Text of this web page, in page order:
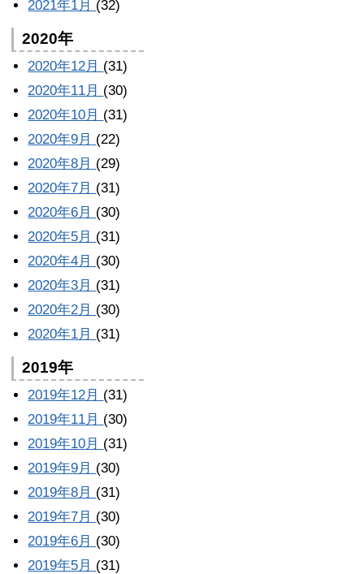
2021年1月 (32)
2020年
2020年12月 (31)
2020年11月 (30)
2020年10月 (31)
2020年9月 (22)
2020年8月 (29)
2020年7月 (31)
2020年6月 (30)
2020年5月 (31)
2020年4月 (30)
2020年3月 (31)
2020年2月 (30)
2020年1月 (31)
2019年
2019年12月 (31)
2019年11月 (30)
2019年10月 (31)
2019年9月 (30)
2019年8月 (31)
2019年7月 (30)
2019年6月 (30)
2019年5月 (31)